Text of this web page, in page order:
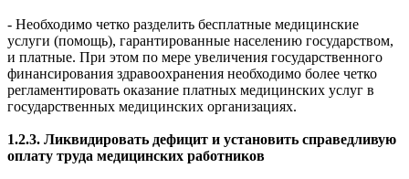
- Необходимо четко разделить бесплатные медицинские
услуги (помощь), гарантированные населению государством,
и платные. При этом по мере увеличения государственного
финансирования здравоохранения необходимо более четко
регламентировать оказание платных медицинских услуг в
государственных медицинских организациях.
1.2.3. Ликвидировать дефицит и установить справедливую
оплату труда медицинских работников